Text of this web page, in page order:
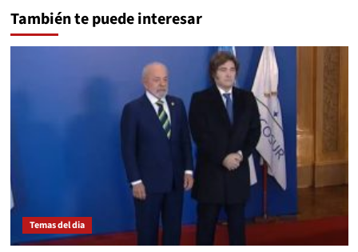
También te puede interesar
Temas del dia